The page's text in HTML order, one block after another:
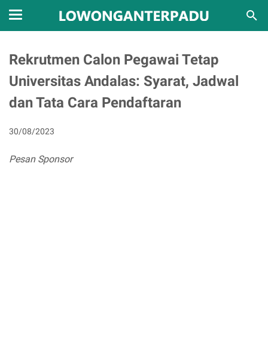
Rekrutmen Calon Pegawai Tetap
Universitas Andalas: Syarat, Jadwal
dan Tata Cara Pendaftaran
30/08/2023
Pesan Sponsor